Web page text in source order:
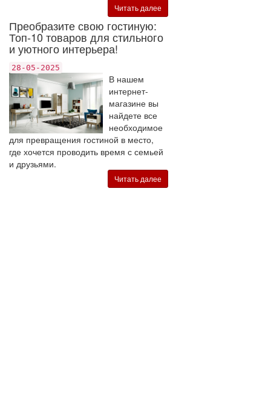
Читать далее
Преобразите свою гостиную:
Топ-10 товаров для стильного
и уютного интерьера!
28-05-2025
В нашем
интернет-
магазине вы
найдете все
необходимое
для превращения гостиной в место,
где хочется проводить время с семьей
и друзьями.
Читать далее